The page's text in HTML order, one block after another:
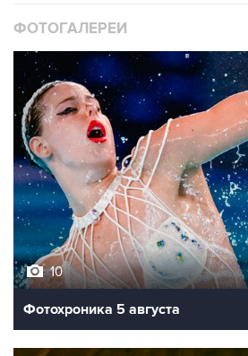
ФОТОГАЛЕРЕИ
10
Фотохроника 5 августа